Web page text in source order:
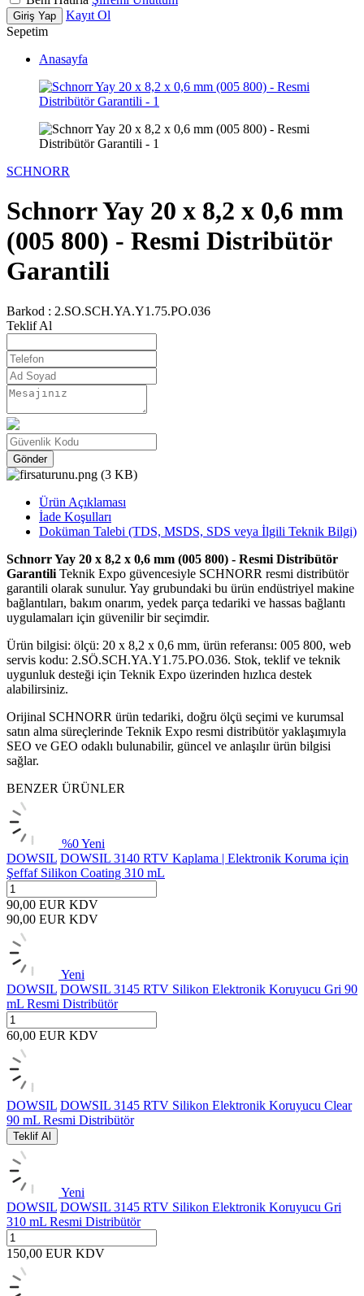
Giriş Yap
Kayıt Ol
Sepetim
Anasayfa
SCHNORR
Schnorr Yay 20 x 8,2 x 0,6 mm
(005 800) - Resmi Distribütör
Garantili
Barkod : 2.SO.SCH.YA.Y1.75.PO.036
Teklif Al
Gönder
Ürün Açıklaması
İade Koşulları
Doküman Talebi (TDS, MSDS, SDS veya İlgili Teknik Bilgi)
Schnorr Yay 20 x 8,2 x 0,6 mm (005 800) - Resmi Distribütör
Garantili Teknik Expo güvencesiyle SCHNORR resmi distribütör
garantili olarak sunulur. Yay grubundaki bu ürün endüstriyel makine
bağlantıları, bakım onarım, yedek parça tedariki ve hassas bağlantı
uygulamaları için güvenilir bir seçimdir.
Ürün bilgisi: ölçü: 20 x 8,2 x 0,6 mm, ürün referansı: 005 800, web
servis kodu: 2.SÖ.SCH.YA.Y1.75.PO.036. Stok, teklif ve teknik
uygunluk desteği için Teknik Expo üzerinden hızlıca destek
alabilirsiniz.
Orijinal SCHNORR ürün tedariki, doğru ölçü seçimi ve kurumsal
satın alma süreçlerinde Teknik Expo resmi distribütör yaklaşımıyla
SEO ve GEO odaklı bulunabilir, güncel ve anlaşılır ürün bilgisi
sağlar.
BENZER ÜRÜNLER
%0Yeni
DOWSIL DOWSIL 3140 RTV Kaplama | Elektronik Koruma için
Şeffaf Silikon Coating 310 mL
90,00 EUR KDV
90,00 EUR KDV
Yeni
DOWSIL DOWSIL 3145 RTV Silikon Elektronik Koruyucu Gri 90
mL Resmi Distribütör
60,00 EUR KDV
DOWSIL DOWSIL 3145 RTV Silikon Elektronik Koruyucu Clear
90 mL Resmi Distribütör
Teklif Al
Yeni
DOWSIL DOWSIL 3145 RTV Silikon Elektronik Koruyucu Gri
310 mL Resmi Distribütör
150,00 EUR KDV